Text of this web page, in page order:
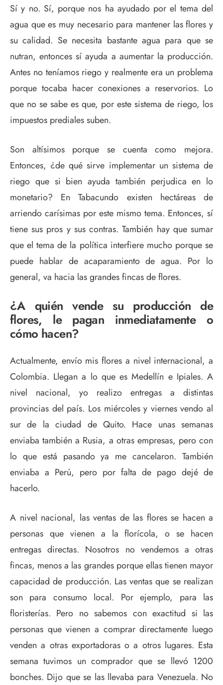
Sí y no. Sí, porque nos ha ayudado por el tema del
agua que es muy necesario para mantener las flores y
su calidad. Se necesita bastante agua para que se
nutran, entonces sí ayuda a aumentar la producción.
Antes no teníamos riego y realmente era un problema
porque tocaba hacer conexiones a reservorios. Lo
que no se sabe es que, por este sistema de riego, los
impuestos prediales suben.
Son altísimos porque se cuenta como mejora.
Entonces, ¿de qué sirve implementar un sistema de
riego que si bien ayuda también perjudica en lo
monetario? En Tabacundo existen hectáreas de
arriendo carísimas por este mismo tema. Entonces, sí
tiene sus pros y sus contras. También hay que sumar
que el tema de la política interfiere mucho porque se
puede hablar de acaparamiento de agua. Por lo
general, va hacia las grandes fincas de flores.
¿A quién vende su producción de
flores, le pagan inmediatamente o
cómo hacen?
Actualmente, envío mis flores a nivel internacional, a
Colombia. Llegan a lo que es Medellín e Ipiales. A
nivel nacional, yo realizo entregas a distintas
provincias del país. Los miércoles y viernes vendo al
sur de la ciudad de Quito. Hace unas semanas
enviaba también a Rusia, a otras empresas, pero con
lo que está pasando ya me cancelaron. También
enviaba a Perú, pero por falta de pago dejé de
hacerlo.
A nivel nacional, las ventas de las flores se hacen a
personas que vienen a la florícola, o se hacen
entregas directas. Nosotros no vendemos a otras
fincas, menos a las grandes porque ellas tienen mayor
capacidad de producción. Las ventas que se realizan
son para consumo local. Por ejemplo, para las
floristerías. Pero no sabemos con exactitud si las
personas que vienen a comprar directamente luego
venden a otras exportadoras o a otros lugares. Esta
semana tuvimos un comprador que se llevó 1200
bonches. Dijo que se las llevaba para Venezuela. No